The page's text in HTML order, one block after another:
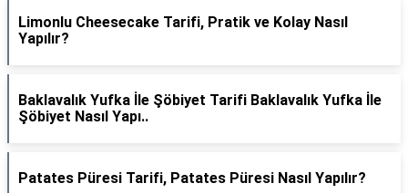
Limonlu Cheesecake Tarifi, Pratik ve Kolay Nasıl
Yapılır?
Baklavalık Yufka İle Şöbiyet Tarifi Baklavalık Yufka İle
Şöbiyet Nasıl Yapı..
Patates Püresi Tarifi, Patates Püresi Nasıl Yapılır?